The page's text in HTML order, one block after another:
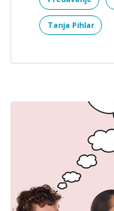
Tanja Pihlar